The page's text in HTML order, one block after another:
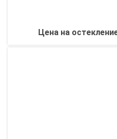
Цена на